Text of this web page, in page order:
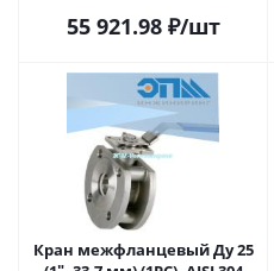
ASMEB16.34, ISO5211
55 921.98₽/шт
Кран межфланцевый Ду 25